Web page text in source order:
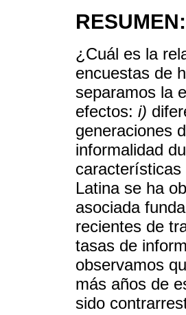
RESUMEN:
¿Cuál es la
encuestas de
separamos la
efectos: i)
generaciones
informalidad
Latina se ha
asociada
recientes de
tasas de
observamos
más años de
sido